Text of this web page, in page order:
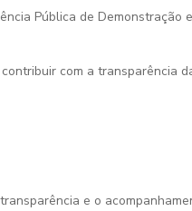
Pública de Demonstração
com a transparência
e o